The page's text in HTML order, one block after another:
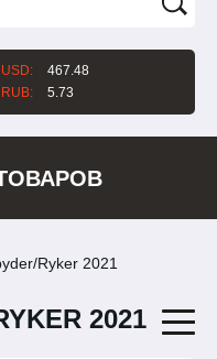
USD:
467.48
RUB:
5.73
Ryker 2021
2021